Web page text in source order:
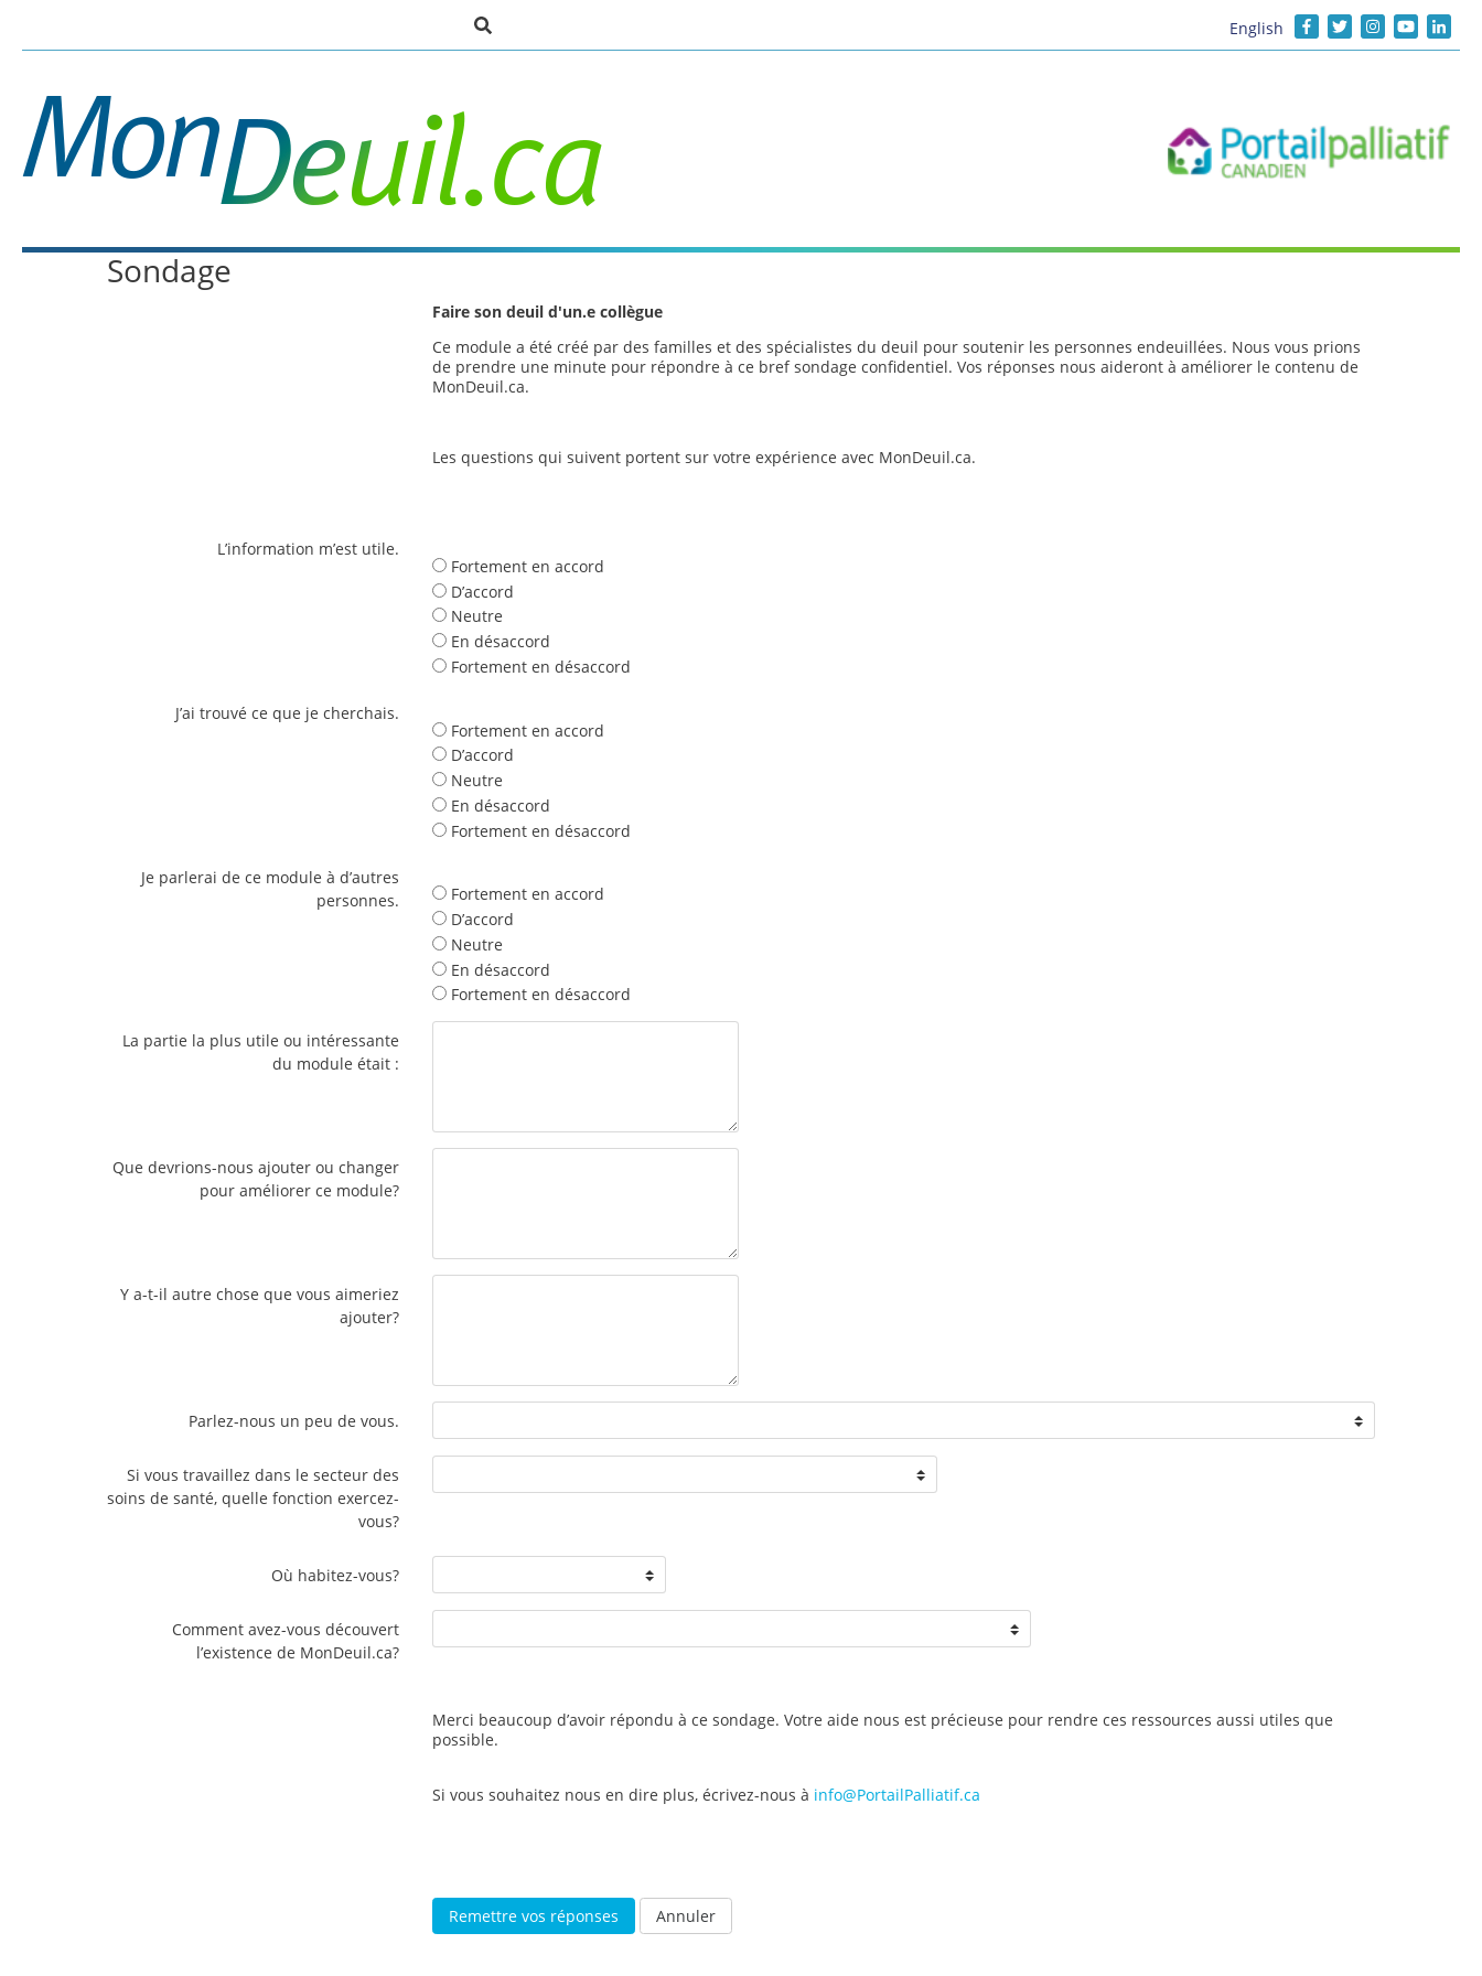
contenu
English
Sondage
Faire son deuil d'un.e collègue
Ce module a été créé par des familles et des spécialistes du deuil pour soutenir les personnes endeuillées. Nous vous prions
de prendre une minute pour répondre à ce bref sondage confidentiel. Vos réponses nous aideront à améliorer le contenu de
MonDeuil.ca.
Les questions qui suivent portent sur votre expérience avec MonDeuil.ca.
L’information m’est utile.
Fortement en accord
D’accord
Neutre
En désaccord
Fortement en désaccord
J’ai trouvé ce que je cherchais.
Fortement en accord
D’accord
Neutre
En désaccord
Fortement en désaccord
Je parlerai de ce module à d’autres
personnes.
Fortement en accord
D’accord
Neutre
En désaccord
Fortement en désaccord
La partie la plus utile ou intéressante
du module était :
Que devrions-nous ajouter ou changer
pour améliorer ce module?
Y a-t-il autre chose que vous aimeriez
ajouter?
Parlez-nous un peu de vous.
Si vous travaillez dans le secteur des
soins de santé, quelle fonction exercez-
vous?
Où habitez-vous?
Comment avez-vous découvert
l’existence de MonDeuil.ca?
Merci beaucoup d’avoir répondu à ce sondage. Votre aide nous est précieuse pour rendre ces ressources aussi utiles que
possible.
Si vous souhaitez nous en dire plus, écrivez-nous à info@PortailPalliatif.ca
Annuler